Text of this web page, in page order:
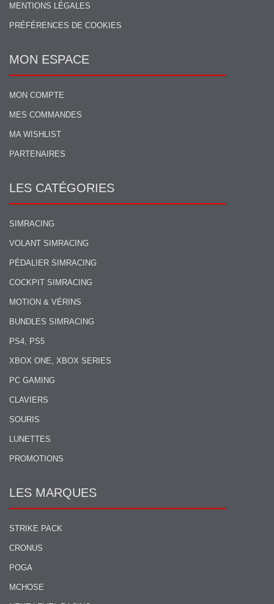
MENTIONS LÉGALES
PRÉFÉRENCES DE COOKIES
MON ESPACE
MON COMPTE
MES COMMANDES
MA WISHLIST
PARTENAIRES
LES CATÉGORIES
SIMRACING
VOLANT SIMRACING
PÉDALIER SIMRACING
COCKPIT SIMRACING
MOTION & VÉRINS
BUNDLES SIMRACING
PS4, PS5
XBOX ONE, XBOX SERIES
PC GAMING
CLAVIERS
SOURIS
LUNETTES
PROMOTIONS
LES MARQUES
STRIKE PACK
CRONUS
POGA
MCHOSE